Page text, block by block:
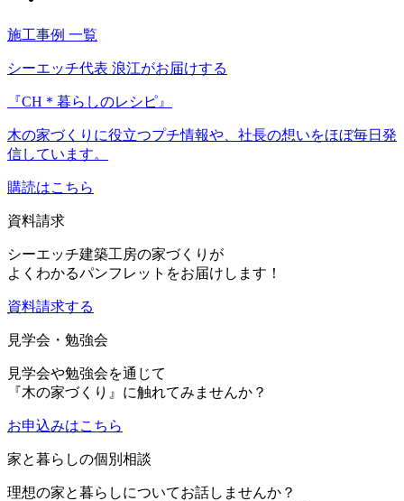
施工事例 一覧
シーエッチ代表 浪江がお届けする
『CH＊暮らしのレシピ』
木の家づくりに役立つプチ情報や、社長の想いをほぼ毎日発
信しています。
購読はこちら
資料請求
シーエッチ建築工房の家づくりが
よくわかるパンフレットをお届けします！
資料請求する
見学会・勉強会
見学会や勉強会を通じて
『木の家づくり』に触れてみませんか？
お申込みはこちら
家と暮らしの個別相談
理想の家と暮らしについてお話しませんか？